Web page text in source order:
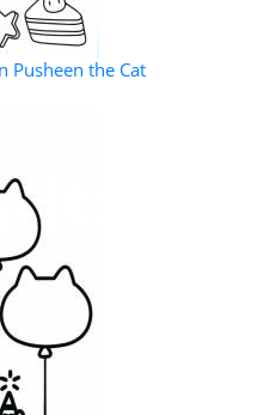
Pusheen the Cat